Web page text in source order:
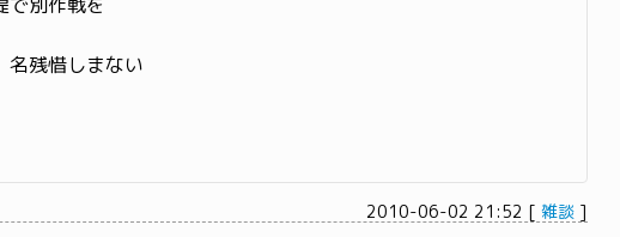
名残惜しまない
2010-06-02 21:52 [ 雑談 ]